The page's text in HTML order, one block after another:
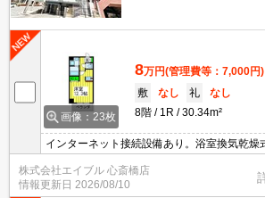
画像：23枚
8万円(管理費等：7,000円)
敷
なし 礼
なし
8階
1R 30.34m²
インターネット接続設備あり。浴室換気乾燥
株式会社エイブル 心斎橋店
情報更新日 2026/08/10